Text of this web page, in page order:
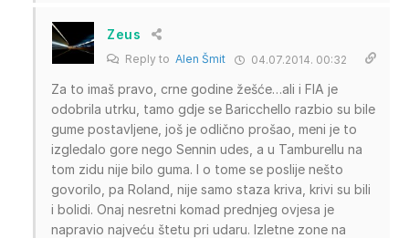
Zeus
Reply to Alen Šmit 04.07.2014. 00:32
Za to imaš pravo, crne godine žešće…ali i FIA je
odobrila utrku, tamo gdje se Baricchello razbio su bile
gume postavljene, još je odlično prošao, meni je to
izgledalo gore nego Sennin udes, a u Tamburellu na
tom zidu nije bilo guma. I o tome se poslije nešto
govorilo, pa Roland, nije samo staza kriva, krivi su bili
i bolidi. Onaj nesretni komad prednjeg ovjesa je
napravio najveću štetu pri udaru. Izletne zone na